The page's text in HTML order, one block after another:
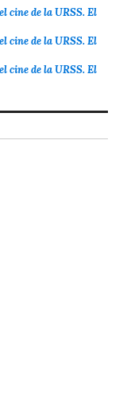
cine de la URSS. El
cine de la URSS. El
cine de la URSS. El